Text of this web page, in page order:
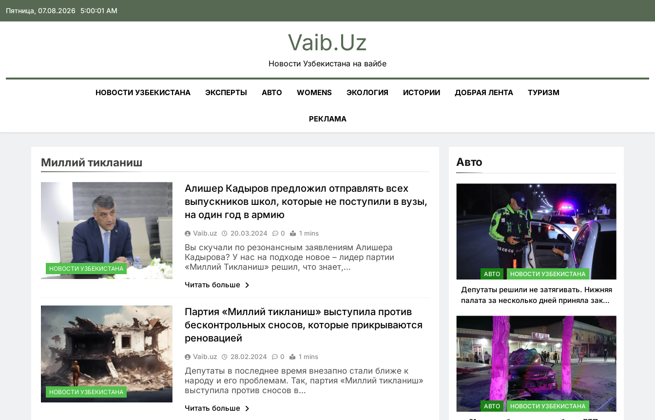
Skip
Пятница, 07.08.2026 5:00:02 AM
Vaib.uz
Новости Узбекистана на вайбе
НОВОСТИ УЗБЕКИСТАНА ЭКСПЕРТЫ АВТО WOMENS ЭКОЛОГИЯ ИСТОРИИ ДОБРАЯ ЛЕНТА ТУРИЗМ
РЕКЛАМА
Миллий тикланиш
НОВОСТИ УЗБЕКИСТАНА
Алишер Кадыров предложил отправлять всех
выпускников школ, которые не поступили в вузы,
на один год в армию
Vaib.uz 20.03.2024 0 1 mins
Вы скучали по резонансным заявлениям Алишера
Кадырова? У нас на подходе новое – лидер партии
«Миллий Тикланиш» решил, что знает,…
Читать больше
НОВОСТИ УЗБЕКИСТАНА
Партия «Миллий тикланиш» выступила против
бесконтрольных сносов, которые прикрываются
реновацией
Vaib.uz 28.02.2024 0 1 mins
Депутаты в последнее время внезапно стали ближе к
народу и его проблемам. Так, партия «Миллий тикланиш»
выступила против сносов в…
Читать больше
Авто
АВТО НОВОСТИ УЗБЕКИСТАНА
Депутаты решили не затягивать. Нижняя
палата за несколько дней приняла закон
нарушителей ПДД
АВТО НОВОСТИ УЗБЕКИСТАНА